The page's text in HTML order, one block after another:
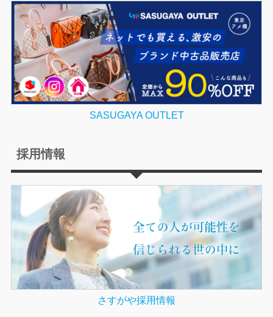
SASUGAYA OUTLET
採用情報
さすがや採用情報